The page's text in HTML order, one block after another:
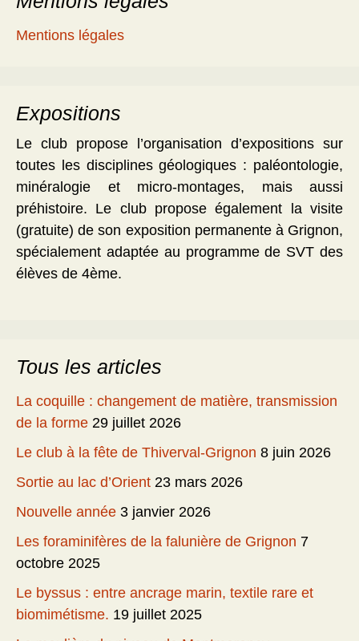
Mentions légales
Expositions
Le club propose l’organisation d’expositions sur
toutes les disciplines géologiques : paléontologie,
minéralogie et micro-montages, mais aussi
préhistoire. Le club propose également la visite
(gratuite) de son exposition permanente à Grignon,
spécialement adaptée au programme de SVT des
élèves de 4ème.
Tous les articles
La coquille : changement de matière, transmission
de la forme 29 juillet 2026
Le club à la fête de Thiverval-Grignon 8 juin 2026
Sortie au lac d’Orient 23 mars 2026
Nouvelle année 3 janvier 2026
Les foraminifères de la falunière de Grignon 7
octobre 2025
Le byssus : entre ancrage marin, textile rare et
biomimétisme. 19 juillet 2025